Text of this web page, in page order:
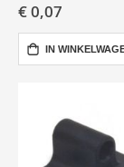
€ 0,07
IN